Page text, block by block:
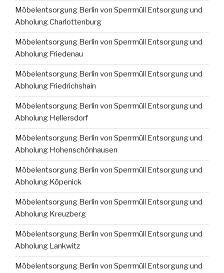
Möbelentsorgung Berlin von Sperrmüll Entsorgung und
Abholung Charlottenburg
Möbelentsorgung Berlin von Sperrmüll Entsorgung und
Abholung Friedenau
Möbelentsorgung Berlin von Sperrmüll Entsorgung und
Abholung Friedrichshain
Möbelentsorgung Berlin von Sperrmüll Entsorgung und
Abholung Hellersdorf
Möbelentsorgung Berlin von Sperrmüll Entsorgung und
Abholung Hohenschönhausen
Möbelentsorgung Berlin von Sperrmüll Entsorgung und
Abholung Köpenick
Möbelentsorgung Berlin von Sperrmüll Entsorgung und
Abholung Kreuzberg
Möbelentsorgung Berlin von Sperrmüll Entsorgung und
Abholung Lankwitz
Möbelentsorgung Berlin von Sperrmüll Entsorgung und